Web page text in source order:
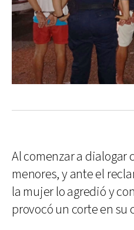
Al comenzar a dialogar
menores, y ante el
la mujer lo agredió y
provocó un corte en su